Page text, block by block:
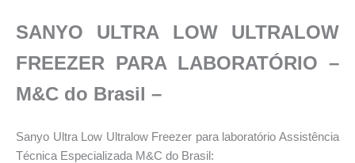
SANYO ULTRA LOW ULTRALOW
FREEZER PARA LABORATÓRIO –
M&C do Brasil –
Sanyo Ultra Low Ultralow Freezer para laboratório Assistência
Técnica Especializada M&C do Brasil: